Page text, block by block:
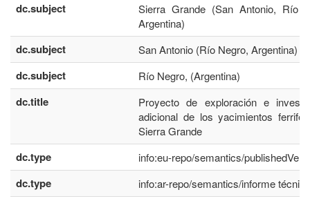
dc.subject
Sierra Grande (San Antonio, Río
Argentina)
dc.subject San Antonio (Río Negro, Argentina)
dc.subject Río Negro, (Argentina)
dc.title
Proyecto de exploración e
adicional de los yacimientos
Sierra Grande
dc.type info:eu-repo/semantics/
dc.type info:ar-repo/semantics/informe técnico